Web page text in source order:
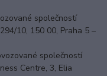
společností
10, 150 00, Praha 5 –
společností
Centre, 3, Elia